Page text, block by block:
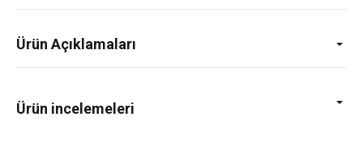
Ürün Açıklamaları